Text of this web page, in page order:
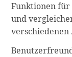
Funktionen
und